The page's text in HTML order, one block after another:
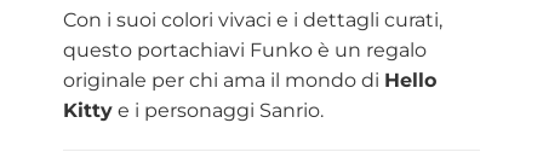
Con i suoi colori vivaci e i dettagli curati,
questo portachiavi Funko è un regalo
originale per chi ama il mondo di Hello
Kittye i personaggi Sanrio.